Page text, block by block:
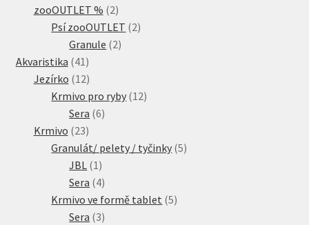
zooOUTLET % 22
produkty
Psí zooOUTLET 22
Granule 22
Akvaristika 41 41
produktů
Jezírko 1212
produktů
Krmivo pro ryby 1212
Sera 66
Krmivo 2323
produktů
Granulát/ pelety / tyčinky 55
JBL 1 1
produkt
Sera 44
produkty
Krmivo ve formě tablet 55
Sera 33